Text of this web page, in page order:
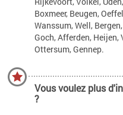
Boxmeer, Beugen,
Wanssum, Well,
Goch, Afferden, Heijen,
Ottersum, Gennep.
Vous voulez plus
?